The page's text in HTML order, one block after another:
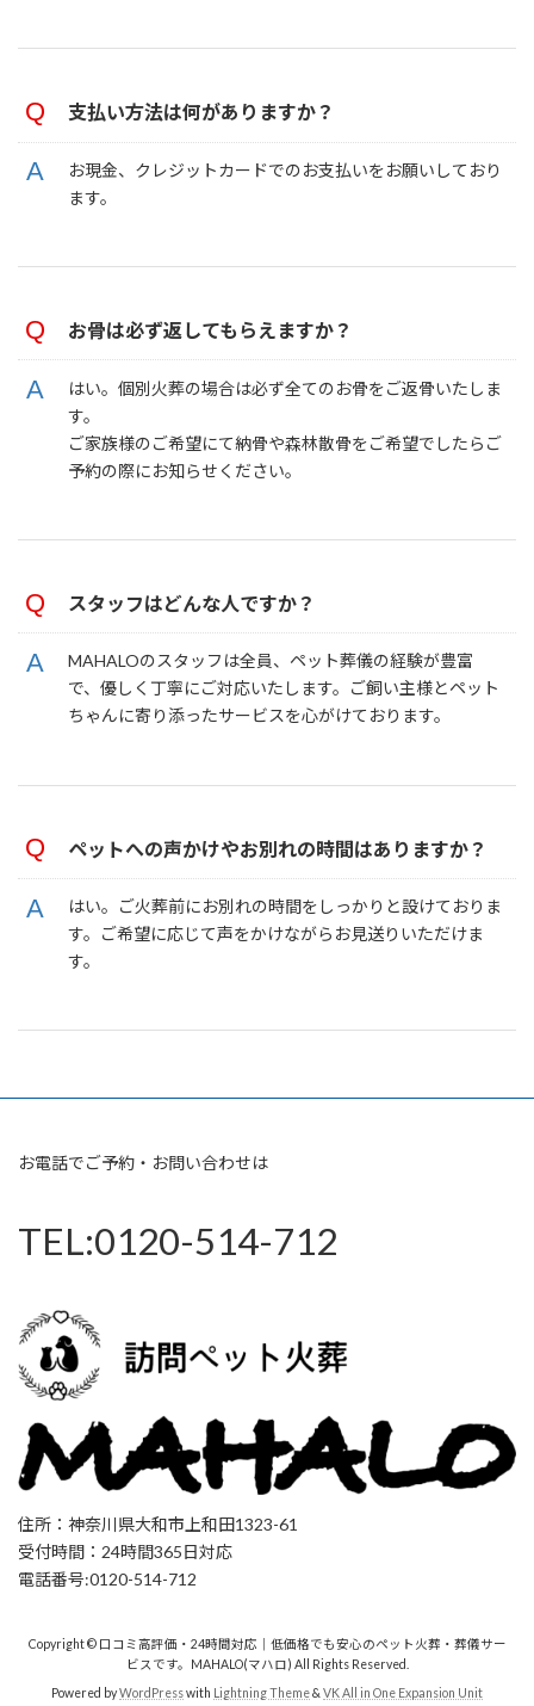
支払い方法は何がありますか？
お現金、クレジットカードでのお支払いをお願いしており
ます。
お骨は必ず返してもらえますか？
はい。個別火葬の場合は必ず全てのお骨をご返骨いたしま
す。
ご家族様のご希望にて納骨や森林散骨をご希望でしたらご
予約の際にお知らせください。
スタッフはどんな人ですか？
MAHALOのスタッフは全員、ペット葬儀の経験が豊富
で、優しく丁寧にご対応いたします。ご飼い主様とペット
ちゃんに寄り添ったサービスを心がけております。
ペットへの声かけやお別れの時間はありますか？
はい。ご火葬前にお別れの時間をしっかりと設けておりま
す。ご希望に応じて声をかけながらお見送りいただけま
す。
お電話でご予約・お問い合わせは
TEL:0120-514-712
住所：神奈川県大和市上和田1323-61
受付時間：24時間365日対応
電話番号:0120-514-712
Copyright © 口コミ高評価・24時間対応｜低価格でも安心のペット火葬・葬儀サー
ビスです。MAHALO(マハロ) All Rights Reserved.
Powered byWordPresswith Lightning Theme& VK All in One Expansion Unit